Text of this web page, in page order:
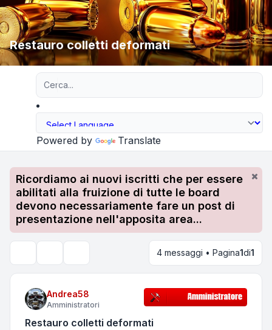
Restauro colletti deformati
Powered by Translate
Ricordiamo ai nuovi iscritti che per essere
abilitati alla fruizione di tutte le board
devono necessariamente fare un post di
presentazione nell'apposita area...
4 messaggi • Pagina1di1
Andrea58
Amministratori
Restauro colletti deformati